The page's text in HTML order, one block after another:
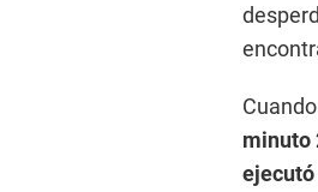
minuto
ejecutó